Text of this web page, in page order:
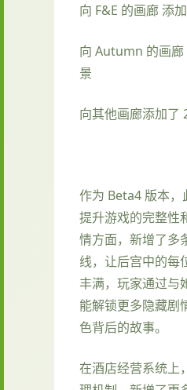
向 F&E 的画廊 添
向 Autumn 的画廊
景
向其他画廊添加了
作为 Beta4 版本，
提升游戏的完整性
情方面，新增了多
线，让后宫中的每
丰满，玩家通过与
能解锁更多隐藏剧
色背后的故事。
在酒店经营系统上